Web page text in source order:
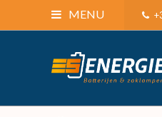
MENU